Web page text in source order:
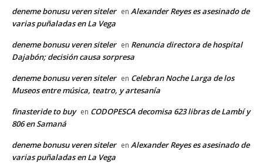
deneme bonusu veren siteler en Alexander Reyes es asesinado de
varias puñaladas en La Vega
deneme bonusu veren siteler en Renuncia directora de hospital
Dajabón; decisión causa sorpresa
deneme bonusu veren siteler en Celebran Noche Larga de los
Museos entre música, teatro, y artesanía
finasteride to buy en CODOPESCA decomisa 623 libras de Lambí y
806 en Samaná
deneme bonusu veren siteler en Alexander Reyes es asesinado de
varias puñaladas en La Vega